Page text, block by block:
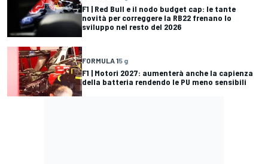
F1 | Red Bull e il nodo budget cap: le tante
novità per correggere la RB22 frenano lo
sviluppo nel resto del 2026
FORMULA 15 g
F1 | Motori 2027: aumenterà anche la capienza
della batteria rendendo le PU meno sensibili